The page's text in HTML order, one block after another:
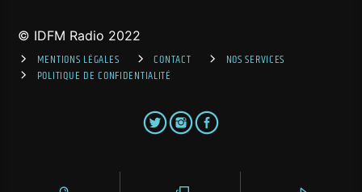
© IDFM Radio 2022
MENTIONS LÉGALES CONTACT
NOS SERVICES
POLITIQUE DE CONFIDENTIALITÉ